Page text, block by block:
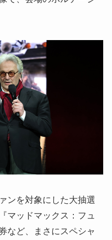
ンを対象にした大抽選
マッドマックス：フュ
など、まさにスペシャ